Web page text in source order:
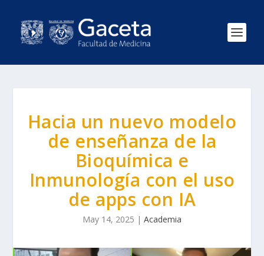
Hacia un nuevo modelo
de enseñanza de la
Bioquímica e
Inmunología con el uso
de apps con IA
May 14, 2025 | Academia